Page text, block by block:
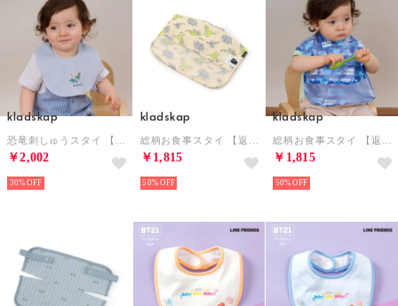
kladskap
￥2,002
30%
kladskap
￥1,815
50%
kladskap
￥1,815
50%